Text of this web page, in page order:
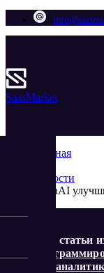
SaasMarket
Главная
Новости
Еще статьи
Веб-